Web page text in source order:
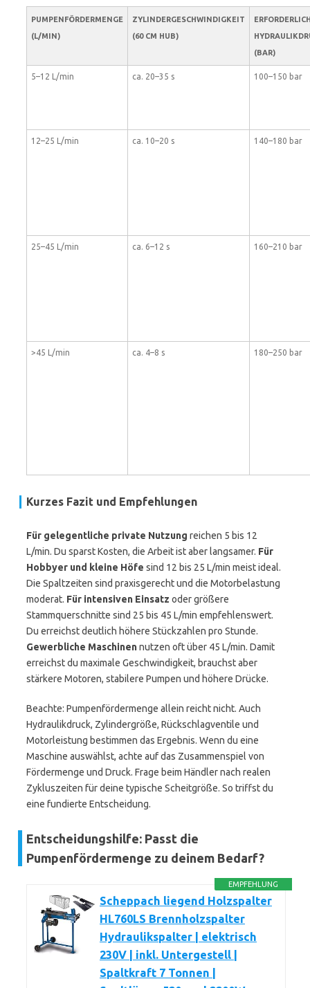
PUMPENFÖRDERMENGE
(L/MIN)
ZYLINDERGESCHWINDIGKEIT
(60 CM HUB)
(BAR)
5–12 L/min ca. 20–35 s 100–150 bar
12–25 L/min ca. 10–20 s 140–180 bar
25–45 L/min ca. 6–12 s 160–210 bar
>45 L/min ca. 4–8 s 180–250 bar
Kurzes Fazit und Empfehlungen
Für gelegentliche private Nutzung reichen 5 bis 12
L/min. Du sparst Kosten, die Arbeit ist aber langsamer. Für
Hobbyer und kleine Höfe sind 12 bis 25 L/min meist ideal.
Die Spaltzeiten sind praxisgerecht und die Motorbelastung
moderat. Für intensiven Einsatz oder größere
Stammquerschnitte sind 25 bis 45 L/min empfehlenswert.
Du erreichst deutlich höhere Stückzahlen pro Stunde.
Gewerbliche Maschinennutzen oft über 45 L/min. Damit
erreichst du maximale Geschwindigkeit, brauchst aber
stärkere Motoren, stabilere Pumpen und höhere Drücke.
Beachte: Pumpenfördermenge allein reicht nicht. Auch
Hydraulikdruck, Zylindergröße, Rückschlagventile und
Motorleistung bestimmen das Ergebnis. Wenn du eine
Maschine auswählst, achte auf das Zusammenspiel von
Fördermenge und Druck. Frage beim Händler nach realen
Zykluszeiten für deine typische Scheitgröße. So triffst du
eine fundierte Entscheidung.
Entscheidungshilfe: Passt die
Pumpenfördermenge zu deinem Bedarf?
EMPFEHLUNG
Scheppach liegend Holzspalter
HL760LS Brennholzspalter
Hydraulikspalter | elektrisch
230V | inkl. Untergestell |
Spaltkraft 7 Tonnen |